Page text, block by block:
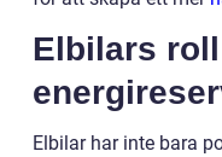
Elbilars
Elbilar har inte bara